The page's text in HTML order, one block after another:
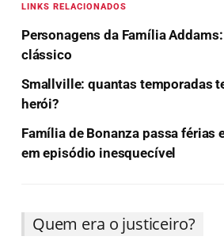
LINKS RELACIONADOS
Personagens da Família
clássico
Smallville: quantas temporadas
herói?
Família de Bonanza passa férias
em episódio inesquecível
Quem era o justiceiro?